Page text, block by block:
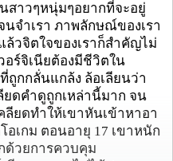
สาวๆหนุ่มๆอยากที่จะอยู่
นจำเรา ภาพลักษณ์ของเรา
วจิตใจของเราก็สำคัญไม่
อร์จิเนียต้องมีชีวิตใน
ถูกกลั่นแกล้ง ล้อเลียนว่า
ยดคำดูถูกเหล่านี้มาก จน
ลียดทำให้เขาหันเข้าหาอา
เกม ตอนอายุ 17 เขาหนัก
ด้วยการควบคุม